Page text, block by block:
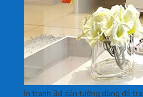
In tranh 3d dán tường dùng để